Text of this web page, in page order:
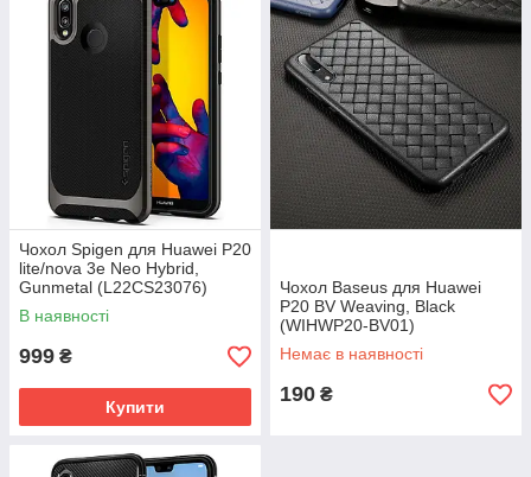
Чохол Spigen для Huawei P20
lite/nova 3e Neo Hybrid,
Gunmetal (L22CS23076)
В наявності
999 ₴
Купити
Чохол Baseus для Huawei
P20 BV Weaving, Black
(WIHWP20-BV01)
Немає в наявності
190 ₴